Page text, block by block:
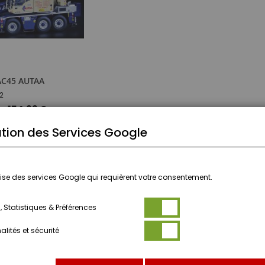
AUTAA
154,99 €
AU PANIER
des Services Google
des services Google qui requièrent votre consentement.
Statistiques & Préférences
et sécurité